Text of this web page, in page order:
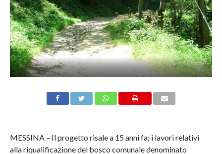
MESSINA – Il progetto risale a 15 anni fa; i lavori relativi
alla riqualificazione del bosco comunale denominato